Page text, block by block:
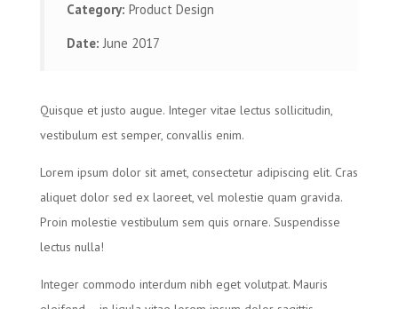
Category: Product Design
Date: June 2017
Quisque et justo augue. Integer vitae lectus sollicitudin,
vestibulum est semper, convallis enim.
Lorem ipsum dolor sit amet, consectetur adipiscing elit. Cras
aliquet dolor sed ex laoreet, vel molestie quam gravida.
Proin molestie vestibulum sem quis ornare. Suspendisse
lectus nulla!
Integer commodo interdum nibh eget volutpat. Mauris